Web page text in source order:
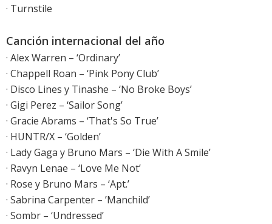
· Turnstile
Canción internacional del año
· Alex Warren – ‘Ordinary’
· Chappell Roan – ‘Pink Pony Club’
· Disco Lines y Tinashe – ‘No Broke Boys’
· Gigi Perez – ‘Sailor Song’
· Gracie Abrams – ‘That's So True’
· HUNTR/X – ‘Golden’
· Lady Gaga y Bruno Mars – ‘Die With A Smile’
· Ravyn Lenae – ‘Love Me Not’
· Rose y Bruno Mars – ‘Apt.’
· Sabrina Carpenter – ’Manchild’
· Sombr – ‘Undressed’